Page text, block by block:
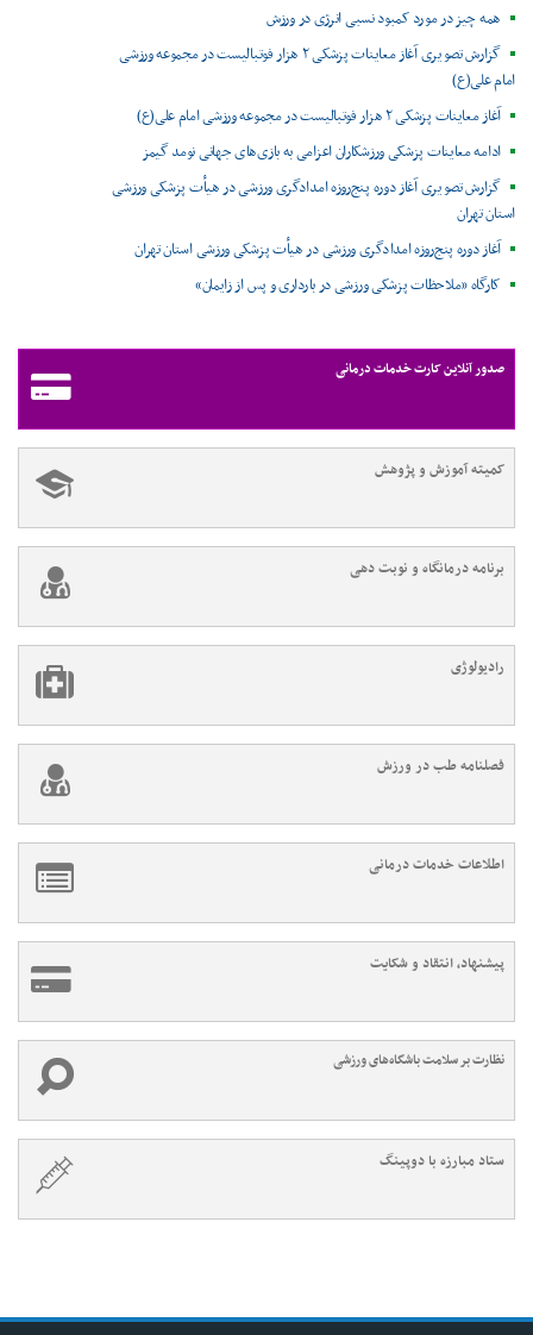
همه چیز در مورد کمبود نسبی انرژی در ورزش
گزارش تصویری آغاز معاینات پزشکی ۲ هزار فوتبالیست در مجموعه ورزشی
امام علی(ع)
آغاز معاینات پزشکی ۲ هزار فوتبالیست در مجموعه ورزشی امام علی(ع)
ادامه معاینات پزشکی ورزشکاران اعزامی به بازی‌های جهانی نومد گیمز
گزارش تصویری آغاز دوره پنج‌روزه امدادگری ورزشی در هیأت پزشکی ورزشی
استان تهران
آغاز دوره پنج‌روزه امدادگری ورزشی در هیأت پزشکی ورزشی استان تهران
کارگاه «ملاحظات پزشکی ورزشی در بارداری و پس از زایمان»
صدور آنلاین کارت خدمات درمانی
کمیته آموزش و پژوهش
برنامه درمانگاه و نوبت دهی
رادیولوژی
فصلنامه طب در ورزش
اطلاعات خدمات درمانی
پیشنهاد، انتقاد و شکایت
نظارت بر سلامت باشگاه‌های ورزشی
ستاد مبارزه با دوپینگ